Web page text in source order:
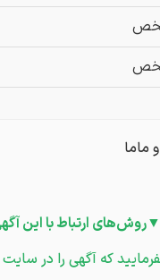
ماما
▼روش‌های ارتباط با این
که آگهی را در